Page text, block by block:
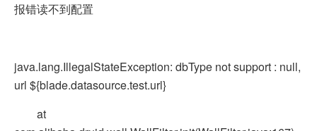
报错读不到配置
java.lang.IllegalStateException: dbType not support : null,
url ${blade.datasource.test.url}
at